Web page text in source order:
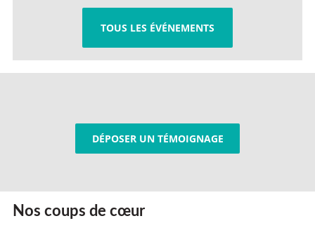
TOUS LES ÉVÉNEMENTS
DÉPOSER UN TÉMOIGNAGE
Nos coups de cœur